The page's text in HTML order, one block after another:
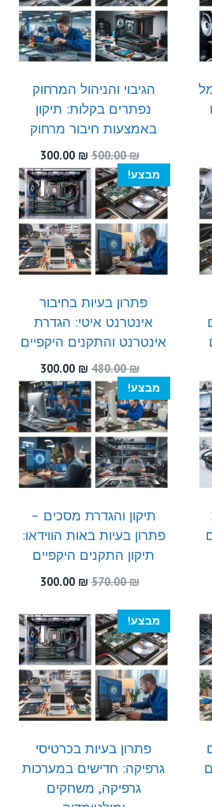
הגיבוי והניהול המרחוק
נפתרים בקלות: תיקון
באמצעות חיבור מרחוק
500.00₪
המחיר
המקורי
היה:
500.00 ₪.
300.00 ₪
הנוכחי
הוא:
300.00 ₪.
מבצע!
פתרון בעיות בחיבור
אינטרנט איטי: הגדרת
אינטרנט והתקנים היקפיים
480.00₪
המחיר
המקורי
היה:
480.00 ₪.
300.00 ₪
הנוכחי
הוא:
300.00 ₪.
מבצע!
תיקון והגדרת מסכים –
פתרון בעיות באות הווידאו:
תיקון התקנים היקפיים
570.00₪
המחיר
היה:
570.00 ₪.
300.00 ₪
הוא:
300.00 ₪.
מבצע!
פתרון בעיות בכרטיסי
גרפיקה: חדישים במערכות
גרפיקה, משחקים